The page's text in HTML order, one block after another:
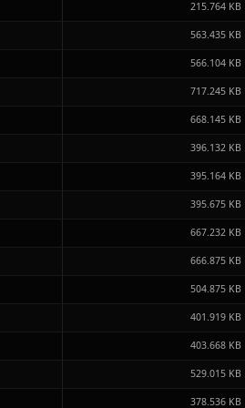
215.764 KB
563.435 KB
566.104 KB
717.245 KB
668.145 KB
396.132 KB
395.164 KB
395.675 KB
667.232 KB
666.875 KB
504.875 KB
401.919 KB
403.668 KB
529.015 KB
378.536 KB